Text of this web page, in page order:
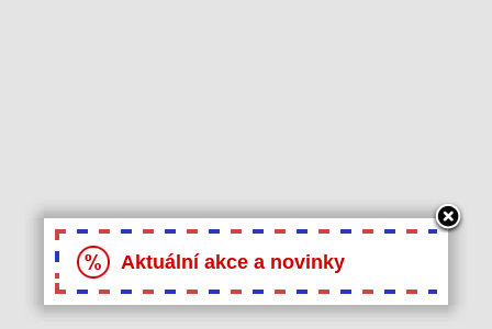
Aktuální akce a novinky